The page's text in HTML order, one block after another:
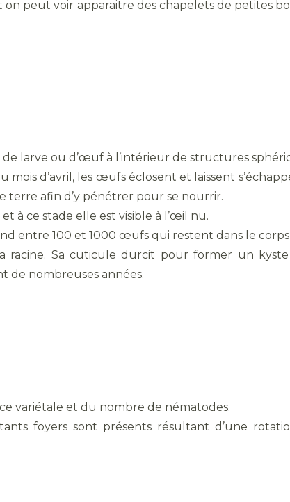
peut voir apparaitre des chapelets de petites
larve ou d’œuf à l’intérieur de structures
mois d’avril, les œufs éclosent et laissent
terre afin d’y pénétrer pour se nourrir.
à ce stade elle est visible à l’œil nu.
entre 100 et 1000 œufs qui restent dans le
racine. Sa cuticule durcit pour former un
de nombreuses années.
variétale et du nombre de nématodes.
foyers sont présents résultant d’une